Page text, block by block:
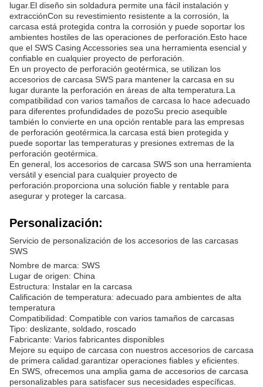
lugar.El diseño sin soldadura permite una fácil instalación y
extracciónCon su revestimiento resistente a la corrosión, la
carcasa está protegida contra la corrosión y puede soportar los
ambientes hostiles de las operaciones de perforación.Esto hace
que el SWS Casing Accessories sea una herramienta esencial y
confiable en cualquier proyecto de perforación.
En un proyecto de perforación geotérmica, se utilizan los
accesorios de carcasa SWS para mantener la carcasa en su
lugar durante la perforación en áreas de alta temperatura.La
compatibilidad con varios tamaños de carcasa lo hace adecuado
para diferentes profundidades de pozoSu precio asequible
también lo convierte en una opción rentable para las empresas
de perforación geotérmica.la carcasa está bien protegida y
puede soportar las temperaturas y presiones extremas de la
perforación geotérmica.
En general, los accesorios de carcasa SWS son una herramienta
versátil y esencial para cualquier proyecto de
perforación.proporciona una solución fiable y rentable para
asegurar y proteger la carcasa.
Personalización:
Servicio de personalización de los accesorios de las carcasas
SWS
Nombre de marca: SWS
Lugar de origen: China
Estructura: Instalar en la carcasa
Calificación de temperatura: adecuado para ambientes de alta
temperatura
Compatibilidad: Compatible con varios tamaños de carcasas
Tipo: deslizante, soldado, roscado
Fabricante: Varios fabricantes disponibles
Mejore su equipo de carcasa con nuestros accesorios de carcasa
de primera calidad.garantizar operaciones fiables y eficientes.
En SWS, ofrecemos una amplia gama de accesorios de carcasa
personalizables para satisfacer sus necesidades específicas.